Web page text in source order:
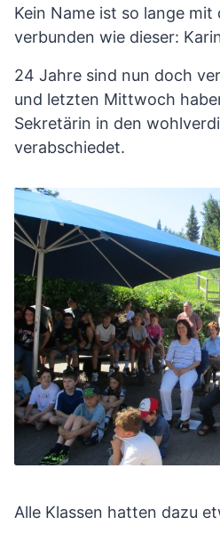
Kein Name ist so lange
verbunden wie dieser:
24 Jahre sind nun doch
und letzten Mittwoch
Sekretärin in den
verabschiedet.
Alle Klassen hatten dazu